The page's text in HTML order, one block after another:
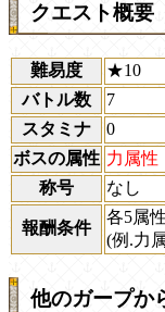
クエスト概要
難易度
★10
バトル数
7
スタミナ
0
ボスの属性 力属性
称号
なし
報酬条件
各5属
(例.力
他のガープか